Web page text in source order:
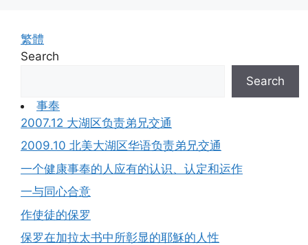
繁體
Search
Search
事奉
2007.12 大湖区负责弟兄交通
2009.10 北美大湖区华语负责弟兄交通
一个健康事奉的人应有的认识、认定和运作
一与同心合意
作使徒的保罗
保罗在加拉太书中所彰显的耶穌的人性